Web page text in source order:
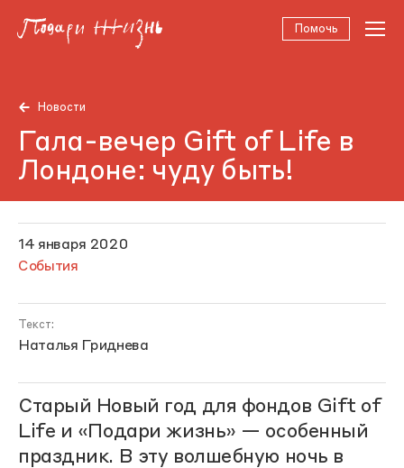
Помочь
Новости
Гала-вечер Gift of Life в
Лондоне: чуду быть!
14 января 2020
События
Текст:
Наталья Гриднева
Старый Новый год для фондов Gift of
Life и «Подари жизнь» — особенный
праздник. В эту волшебную ночь в